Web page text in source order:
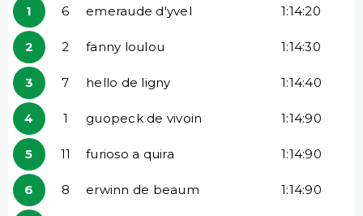
1 6 emeraude d'yvel 1:14:20
2 2 fanny loulou 1:14:30
3 7 hello de ligny 1:14:40
4 1 guopeck de vivoin 1:14:90
5 11 furioso a quira 1:14:90
6 8 erwinn de beaum 1:14:90